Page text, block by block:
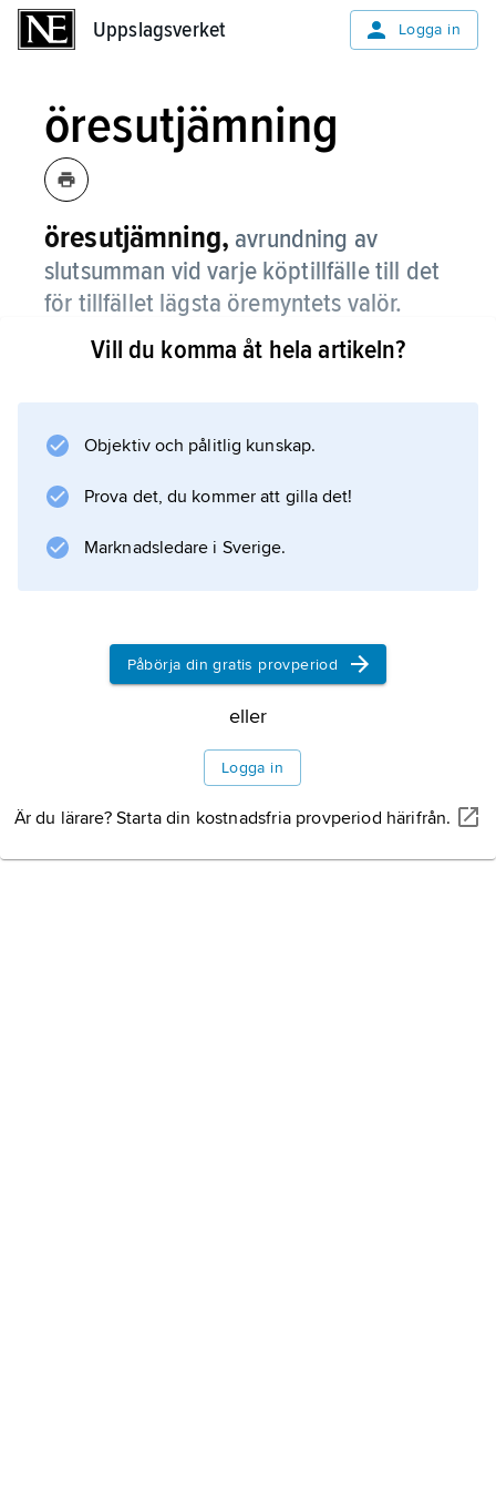
Uppslagsverket Logga in
öresutjämning
öresutjämning, avrundning av
slutsumman vid varje köptillfälle till det
för tillfället lägsta öremyntets valör.
Öresutjämning tillämpas på betalning i
1991 i samband med 10-öringens indragning
1–24 och 51–74 öre avrundas nedåt, belopp
på 25–49 och 75–99 öre uppåt.
Information om artikeln
Vill du komma åt hela artikeln?
Objektiv och pålitlig kunskap.
Prova det, du kommer att gilla det!
Marknadsledare i Sverige.
Påbörja din gratis provperiod
eller
Logga in
Är du lärare? Starta din kostnadsfria provperiod härifrån.